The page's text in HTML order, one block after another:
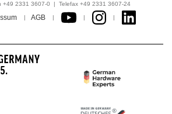
+49 2331 3607-0 | Telefax +49 2331 3607-24
AGB